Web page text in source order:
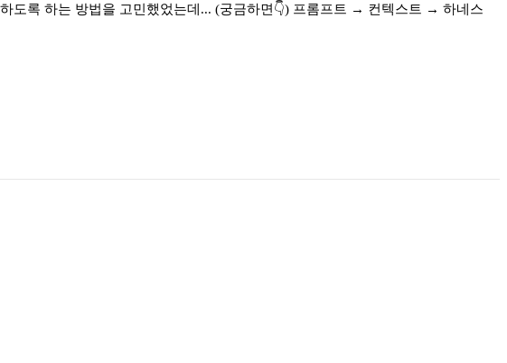
도록 하는 방법을 고민했었는데... (궁금하면👇) 프롬프트 → 컨텍스트 → 하네스